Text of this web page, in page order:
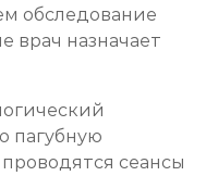
обследование
врач назначает
пагубную
сеансы